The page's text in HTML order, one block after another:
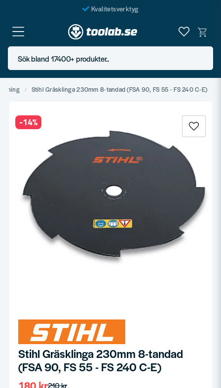
Kvalitetsverktyg
Fraktfritt över 999 SEK*
En järnhandel för alla
Butik i Göteborg
Sök bland 17400+ produkter..
Stihl Gräsklinga 230mm 8-tandad (FSA 90, FS 55 - FS 240 C-E)
-14%
Stihl Gräsklinga 230mm 8-tandad
(FSA 90, FS 55 - FS 240 C-E)
210 kr